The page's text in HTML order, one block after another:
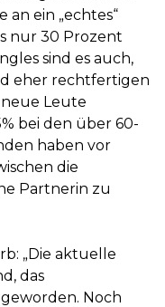
an ein „echtes“
nur 30 Prozent
sind es auch,
eher rechtfertigen
Leute
bei den über 60-
haben vor
die
Partnerin zu
„Die aktuelle
das
Noch